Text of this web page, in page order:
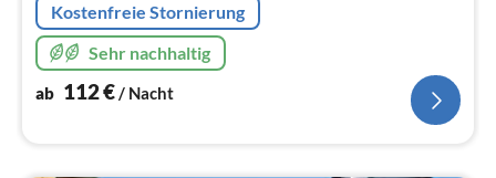
Kostenfreie Stornierung
Sehr nachhaltig
ab 112€/ Nacht